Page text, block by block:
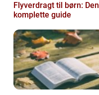
Flyverdragt til børn: Den
komplette guide